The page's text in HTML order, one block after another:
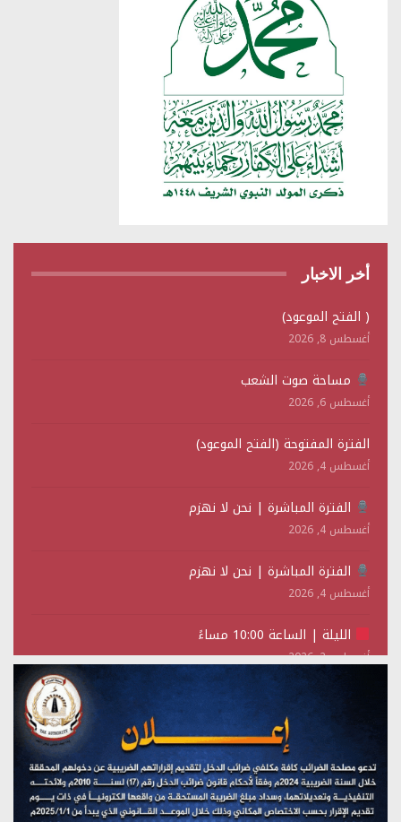
أخر الاخبار
( الفتح الموعود)
أغسطس 8, 2026
مساحة صوت الشعب
أغسطس 6, 2026
الفترة المفتوحة (الفتح الموعود)
أغسطس 4, 2026
الفترة المباشرة | نحن لا نهزم
أغسطس 4, 2026
الفترة المباشرة | نحن لا نهزم
أغسطس 4, 2026
الليلة | الساعة 10:00 مساءً
أغسطس 2, 2026
تستمعون لبرنامج (حدث في مثل هذا اليوم)
(نحن لا نهزم) بث مباشر
يوليو 28, 2026